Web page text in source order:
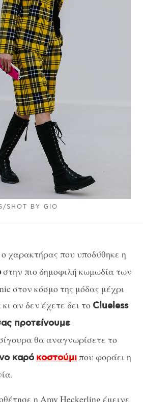
SHOT BY GIO
ο χαρακτήρας που υποδύθηκε η
στην πιο δημοφιλή κωμωδία των
στον κόσμο της μόδας μέχρι
αν δεν έχετε δει το Clueless
προτείνουμε
θα αναγνωρίσετε το
καρό κοστούμιπου φοράει η
η Amy Heckerling έμεινε